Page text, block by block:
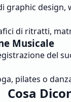
graphic design,
di ritratti,
Musicale
del
pilates o
Cosa